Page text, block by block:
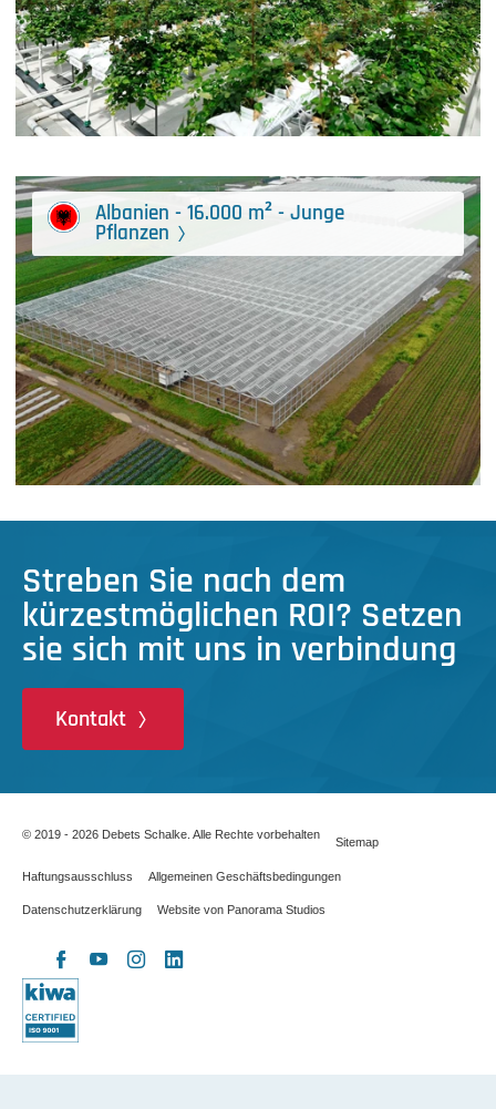
Albanien - 16.000 m² - Junge
Pflanzen
Streben Sie nach dem
kürzestmöglichen ROI? Setzen
sie sich mit uns in verbindung
Kontakt
© 2019 - 2026 Debets Schalke. Alle Rechte vorbehalten
Sitemap
Haftungsausschluss Allgemeinen Geschäftsbedingungen
Datenschutzerklärung Website von Panorama Studios
Facebook
YouTubeInstagramLinkedIn